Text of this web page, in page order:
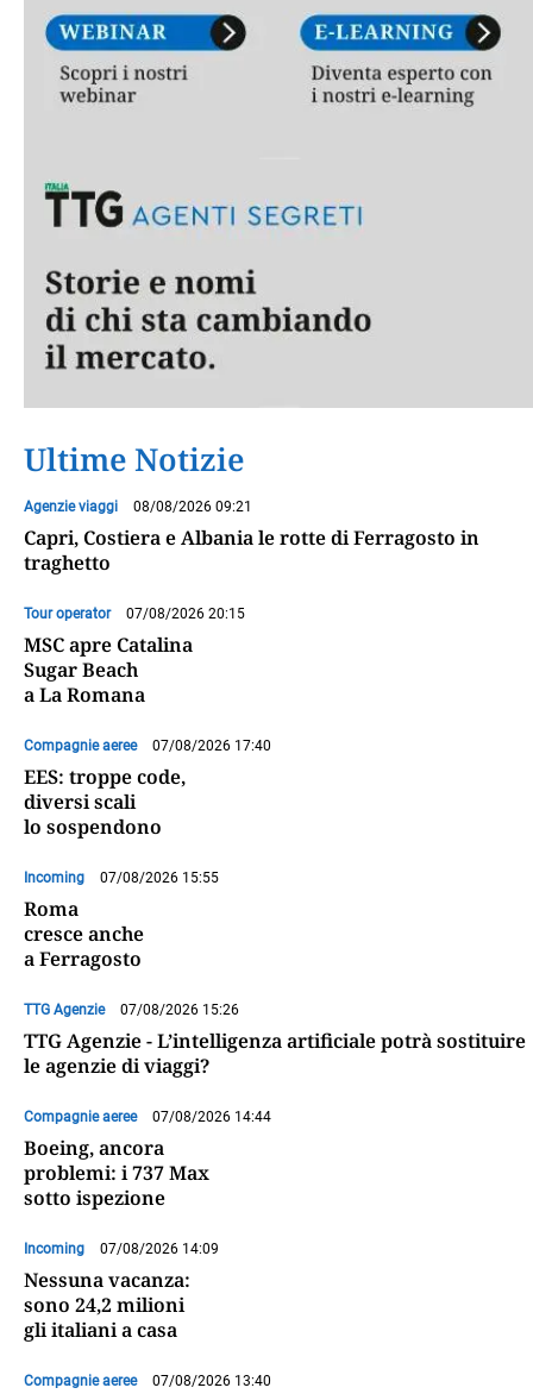
Ultime Notizie
Agenzie viaggi 08/08/2026 09:21
Capri, Costiera e Albania le rotte di Ferragosto in
traghetto
Tour operator 07/08/2026 20:15
MSC apre Catalina
Sugar Beach
a La Romana
Compagnie aeree 07/08/2026 17:40
EES: troppe code,
diversi scali
lo sospendono
Incoming 07/08/2026 15:55
Roma
cresce anche
a Ferragosto
TTG Agenzie 07/08/2026 15:26
TTG Agenzie - L’intelligenza artificiale potrà sostituire
le agenzie di viaggi?
Compagnie aeree 07/08/2026 14:44
Boeing, ancora
problemi: i 737 Max
sotto ispezione
Incoming 07/08/2026 14:09
Nessuna vacanza:
sono 24,2 milioni
gli italiani a casa
Compagnie aeree 07/08/2026 13:40